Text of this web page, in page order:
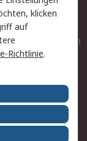
Batterien
klicken
auf
Richtlinie.